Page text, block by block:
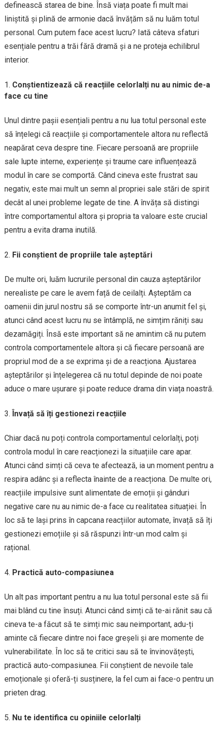
definească starea de bine. Însă viața poate fi mult mai
liniștită și plină de armonie dacă învățăm să nu luăm totul
personal. Cum putem face acest lucru? Iată câteva sfaturi
esențiale pentru a trăi fără dramă și a ne proteja echilibrul
interior.
Conștientizează că reacțiile celorlalți nu au nimic de-a
face cu tine
Unul dintre pașii esențiali pentru a nu lua totul personal este
să înțelegi că reacțiile și comportamentele altora nu reflectă
neapărat ceva despre tine. Fiecare persoană are propriile
sale lupte interne, experiențe și traume care influențează
modul în care se comportă. Când cineva este frustrat sau
negativ, este mai mult un semn al propriei sale stări de spirit
decât al unei probleme legate de tine. A învăța să distingi
între comportamentul altora și propria ta valoare este crucial
pentru a evita drama inutilă.
Fii conștient de propriile tale așteptări
De multe ori, luăm lucrurile personal din cauza așteptărilor
nerealiste pe care le avem față de ceilalți. Așteptăm ca
oamenii din jurul nostru să se comporte într-un anumit fel și,
atunci când acest lucru nu se întâmplă, ne simțim răniți sau
dezamăgiți. Însă este important să ne amintim că nu putem
controla comportamentele altora și că fiecare persoană are
propriul mod de a se exprima și de a reacționa. Ajustarea
așteptărilor și înțelegerea că nu totul depinde de noi poate
aduce o mare ușurare și poate reduce drama din viața noastră.
Învață să îți gestionezi reacțiile
Chiar dacă nu poți controla comportamentul celorlalți, poți
controla modul în care reacționezi la situațiile care apar.
Atunci când simți că ceva te afectează, ia un moment pentru a
respira adânc și a reflecta înainte de a reacționa. De multe ori,
reacțiile impulsive sunt alimentate de emoții și gânduri
negative care nu au nimic de-a face cu realitatea situației. În
loc să te lași prins în capcana reacțiilor automate, învață să îți
gestionezi emoțiile și să răspunzi într-un mod calm și
rațional.
Practică auto-compasiunea
Un alt pas important pentru a nu lua totul personal este să fii
mai blând cu tine însuți. Atunci când simți că te-ai rănit sau că
cineva te-a făcut să te simți mic sau neimportant, adu-ți
aminte că fiecare dintre noi face greșeli și are momente de
vulnerabilitate. În loc să te critici sau să te învinovățești,
practică auto-compasiunea. Fii conștient de nevoile tale
emoționale și oferă-ți susținere, la fel cum ai face-o pentru un
prieten drag.
Nu te identifica cu opiniile celorlalți